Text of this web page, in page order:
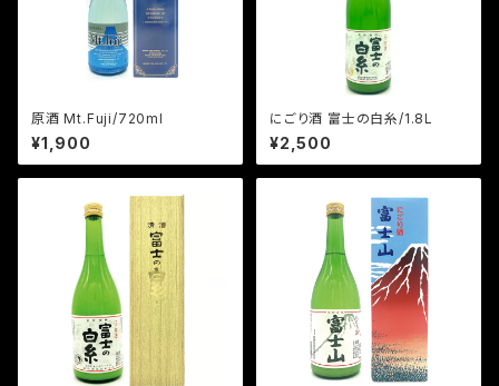
原酒 Mt.Fuji/720ml
¥1,900
にごり酒 富士の白糸/1.8L
¥2,500